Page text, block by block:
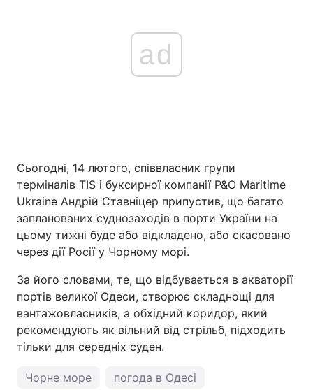
ad
Сьогодні, 14 лютого, співвласник групи
терміналів TIS і буксирної компанії P&O Maritime
Ukraine Андрій Ставніцер припустив, що багато
запланованих суднозаходів в порти України на
цьому тижні буде або відкладено, або скасовано
через дії Росії у Чорному морі.
За його словами, те, що відбувається в акваторії
портів великої Одеси, створює складнощі для
вантажовласників, а обхідний коридор, який
рекомендують як вільний від стрільб, підходить
тільки для середніх суден.
Чорне море погода в Одесі